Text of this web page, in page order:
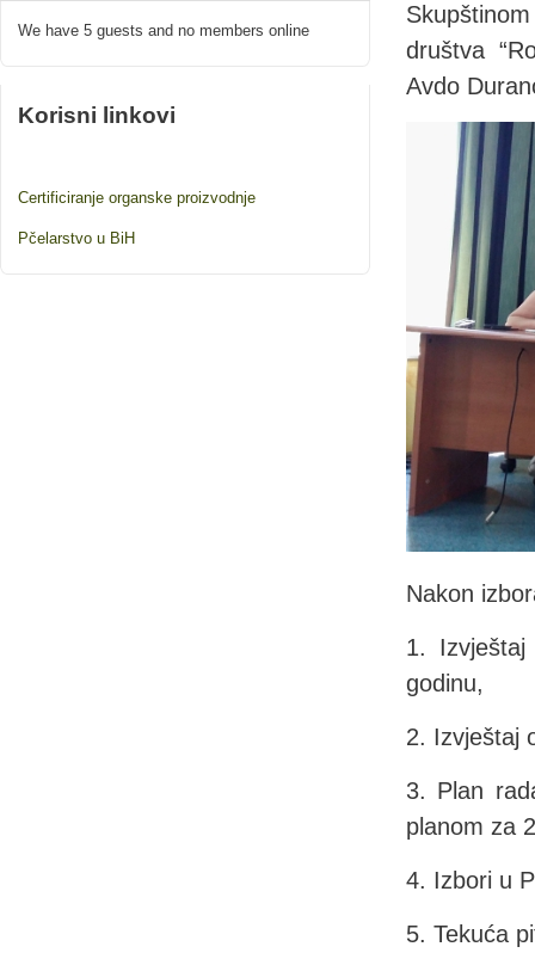
We have 5 guests and no members online
Korisni linkovi
Certificiranje organske proizvodnje
Pčelarstvo u BiH
društva
Avdo
Nakon
1.
godinu,
2. Izvještaj
3. Plan
planom za
4. Izbori u
5. Tekuća